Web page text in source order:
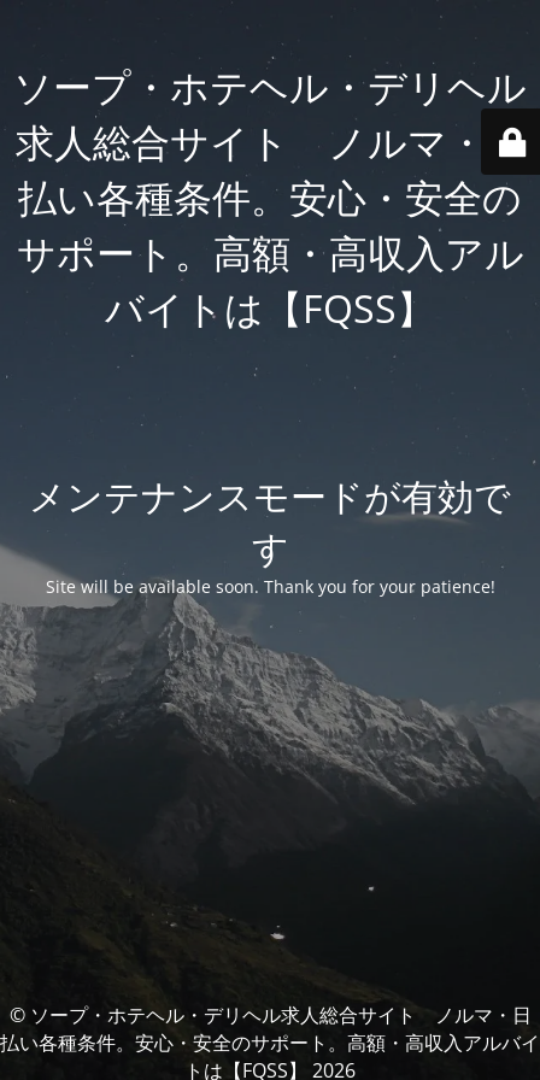
ソープ・ホテヘル・デリヘル
求人総合サイト ノルマ・日
払い各種条件。安心・安全の
サポート。高額・高収入アル
バイトは【FQSS】
メンテナンスモードが有効で
す
Site will be available soon. Thank you for your patience!
© ソープ・ホテヘル・デリヘル求人総合サイト ノルマ・日
払い各種条件。安心・安全のサポート。高額・高収入アルバイ
トは【FQSS】 2026